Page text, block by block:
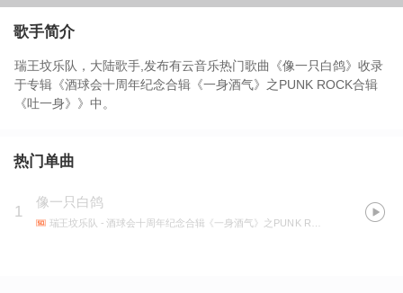
歌手简介
瑞王坟乐队，大陆歌手,发布有云音乐热门歌曲《像一只白鸽》收录
于专辑《酒球会十周年纪念合辑《一身酒气》之PUNK ROCK合辑
《吐一身》》中。
热门单曲
1
像一只白鸽
瑞王坟乐队 - 酒球会十周年纪念合辑《一身酒气》之PUNK ROCK合辑《吐一身》